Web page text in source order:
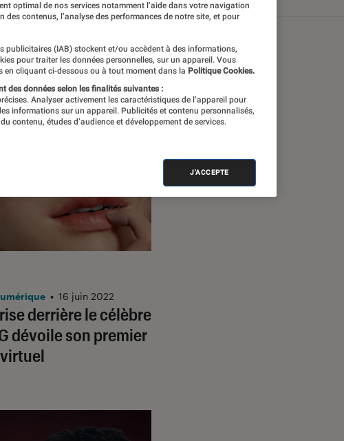
derrière le célèbre
dévoile son premier
• 16 juin 2022
optimal de nos services notamment l’aide dans votre navigation
contenus, l’analyse des performances de notre site, et pour
publicitaires (IAB) stockent et/ou accèdent à des informations,
pour traiter les données personnelles, sur un appareil. Vous
en cliquant ci-dessous ou à tout moment dans la Politique Cookies.
des données selon les finalités suivantes :
Analyser activement les caractéristiques de l’appareil pour
informations sur un appareil. Publicités et contenu personnalisés,
contenu, études d’audience et développement de services.
J'ACCEPTE